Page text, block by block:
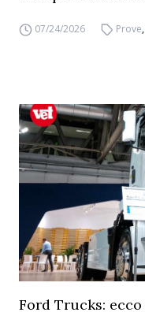
07/24/2026 Prove
Ford Trucks: